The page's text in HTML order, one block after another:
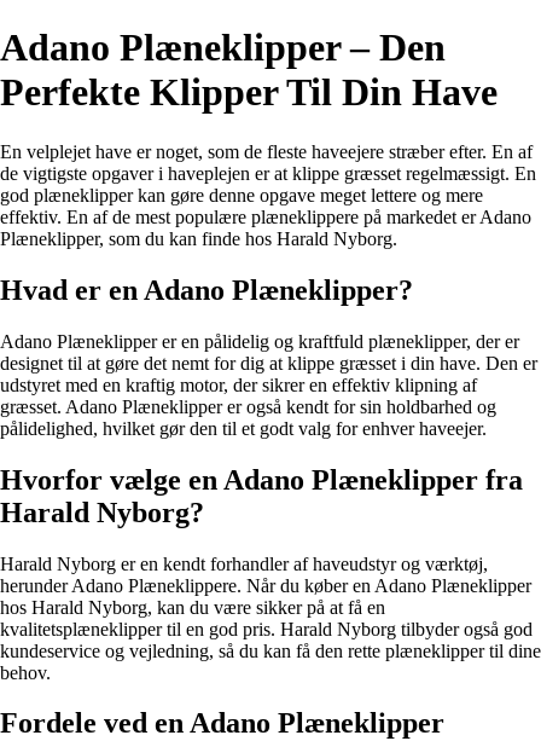
Adano Plæneklipper – Den
Perfekte Klipper Til Din Have
En velplejet have er noget, som de fleste haveejere stræber efter. En af
de vigtigste opgaver i haveplejen er at klippe græsset regelmæssigt. En
god plæneklipper kan gøre denne opgave meget lettere og mere
effektiv. En af de mest populære plæneklippere på markedet er Adano
Plæneklipper, som du kan finde hos Harald Nyborg.
Hvad er en Adano Plæneklipper?
Adano Plæneklipper er en pålidelig og kraftfuld plæneklipper, der er
designet til at gøre det nemt for dig at klippe græsset i din have. Den er
udstyret med en kraftig motor, der sikrer en effektiv klipning af
græsset. Adano Plæneklipper er også kendt for sin holdbarhed og
pålidelighed, hvilket gør den til et godt valg for enhver haveejer.
Hvorfor vælge en Adano Plæneklipper fra
Harald Nyborg?
Harald Nyborg er en kendt forhandler af haveudstyr og værktøj,
herunder Adano Plæneklippere. Når du køber en Adano Plæneklipper
hos Harald Nyborg, kan du være sikker på at få en
kvalitetsplæneklipper til en god pris. Harald Nyborg tilbyder også god
kundeservice og vejledning, så du kan få den rette plæneklipper til dine
behov.
Fordele ved en Adano Plæneklipper